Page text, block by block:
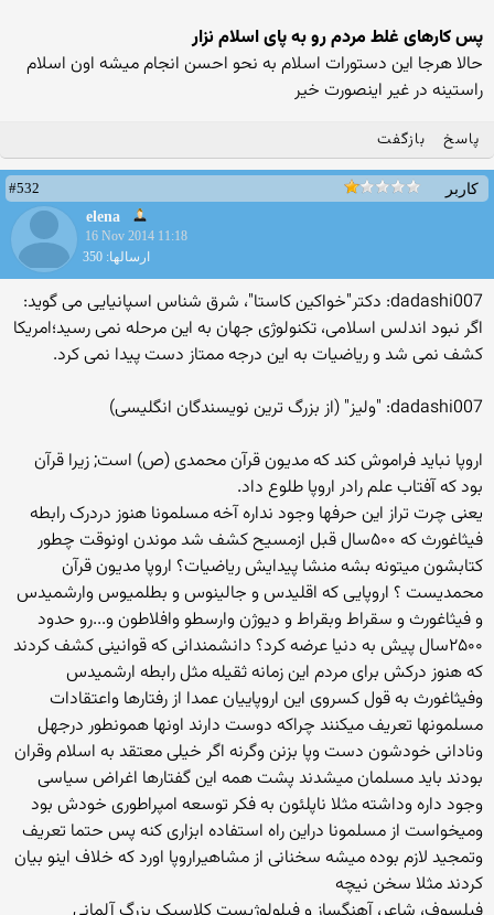
پس کارهای غلط مردم رو به پای اسلام نزار
حالا هرجا این دستورات اسلام به نحو احسن انجام میشه اون اسلام
راستینه در غیر اینصورت خیر
پاسخ بازگفت
کاربر
#532
elena
16 Nov 2014 11:18
ارسالها: 350
dadashi007: دکتر"خواکین کاستا"، شرق شناس اسپانیایی می گوید:
اگر نبود اندلس اسلامی، تکنولوژی جهان به این مرحله نمی رسید؛امریکا
کشف نمی شد و ریاضیات به این درجه ممتاز دست پیدا نمی کرد.
dadashi007: "وليز" (از بزرگ ترين نويسندگان انگليسى)
اروپا نبايد فراموش كند كه مديون قرآن محمدى (ص) است; زيرا قرآن
بود كه آفتاب علم رادر اروپا طلوع داد.
یعنی چرت تراز این حرفها وجود نداره آخه مسلمونا هنوز دردرک رابطه
فیثاغورث که ۵۰۰سال قبل ازمسیح کشف شد موندن اونوقت چطور
کتابشون میتونه بشه منشا پیدایش ریاضیات؟ اروپا مدیون قرآن
محمدیست ؟ اروپایی که اقلیدس و جالینوس و بطلمیوس وارشمیدس
و فیثاغورث و سقراط وبقراط و دیوژن وارسطو وافلاطون و...رو حدود
۲۵۰۰سال پیش به دنیا عرضه کرد؟ دانشمندانی که قوانینی کشف کردند
که هنوز درکش برای مردم این زمانه ثقیله مثل رابطه ارشمیدس
وفیثاغورث به قول کسروی این اروپاییان عمدا از رفتارها واعتقادات
مسلمونها تعریف میکنند چراکه دوست دارند اونها همونطور درجهل
ونادانی خودشون دست وپا بزنن وگرنه اگر خیلی معتقد به اسلام وقران
بودند باید مسلمان میشدند پشت همه این گفتارها اغراض سیاسی
وجود داره وداشته مثلا ناپلئون به فکر توسعه امپراطوری خودش بود
ومیخواست از مسلمونا دراین راه استفاده ابزاری کنه پس حتما تعریف
وتمجید لازم بوده میشه سخنانی از مشاهیراروپا اورد که خلاف اینو بیان
کردند مثلا سخن نیچه